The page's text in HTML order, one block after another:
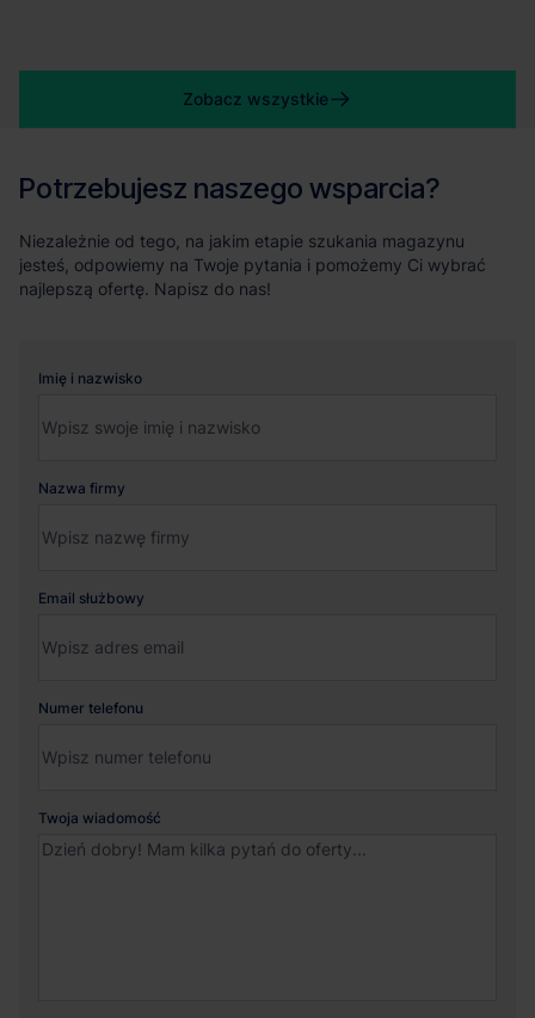
Zobacz wszystkie
Potrzebujesz naszego wsparcia?
Niezależnie od tego, na jakim etapie szukania magazynu
jesteś, odpowiemy na Twoje pytania i pomożemy Ci wybrać
najlepszą ofertę. Napisz do nas!
Imię i nazwisko
Nazwa firmy
Email służbowy
Numer telefonu
Twoja wiadomość